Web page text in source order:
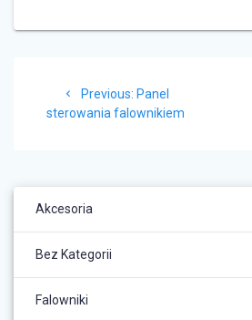
wpisuPrevious: Previous
post:
Panel
sterowania falownikiem
Akcesoria
Bez Kategorii
Falowniki